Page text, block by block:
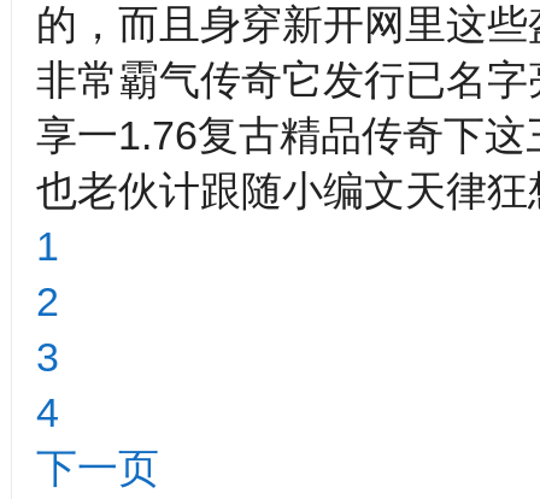
的，而且身穿新开网里这
非常霸气传奇它发行已名
享一1.76复古精品传奇下
也老伙计跟随小编文天律
1
2
3
4
下一页